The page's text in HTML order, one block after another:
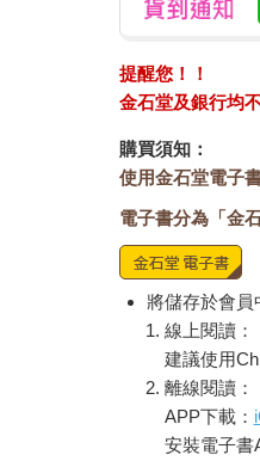
提醒您！！
金石堂及銀行均
購買須知：
使用金石堂電子
電子書分為「金
將儲存於會員
線上閱讀：
建議使用
離線閱讀：
APP下載：
安裝電子